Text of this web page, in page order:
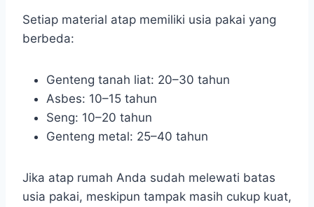
Setiap material atap memiliki usia pakai yang
berbeda:
Genteng tanah liat: 20–30 tahun
Asbes: 10–15 tahun
Seng: 10–20 tahun
Genteng metal: 25–40 tahun
Jika atap rumah Anda sudah melewati batas
usia pakai, meskipun tampak masih cukup kuat,